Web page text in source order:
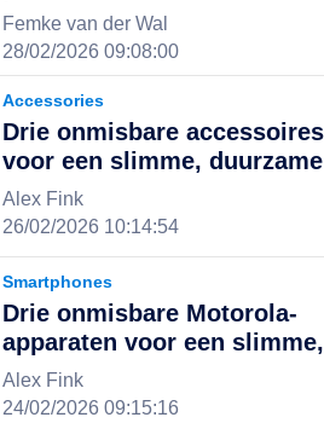
uitstekende prestaties en
stijlvol design, de nieuwe
keuze voor een slim leven
Femke van der Wal
28/02/2026 09:08:00
Accessories
Drie onmisbare accessoires
voor een slimme, duurzame
en geïntegreerde digitale
ervaring
Alex Fink
26/02/2026 10:14:54
Smartphones
Drie onmisbare Motorola-
apparaten voor een slimme,
efficiënte en duurzame
digitale ervaring
Alex Fink
24/02/2026 09:15:16